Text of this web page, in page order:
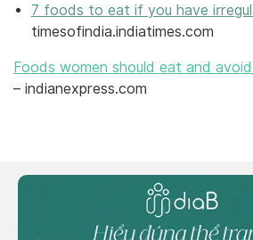
7 foods to eat if you have
timesofindia.indiatimes.com
Foods women should eat and
– indianexpress.com